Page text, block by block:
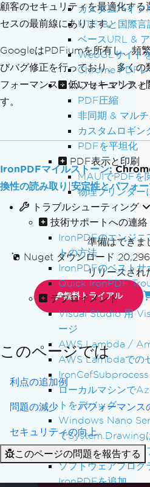
カスタムハイフ
UTF-8と国際言
ベースURL &
WebGLサイト
Chrome PDFレ
パフォーマンスと
PDF圧縮
非同期 & マル
カスタムロギン
PDFを平坦化
PDF表示と印刷
MAUIでPDFを
物理プリンター
トラブルシューティング
技術サポートへの連絡
IronPDFのエンジニ
トの方法
IronPDFのベストサ
Quick IronPDF
デプロイメント
Visual Studio 用
ージ
AWS Lambda /
AWS Lambdaでの
IronCefSubprocess
ローカルマシンで
トをデバッグ
Windows Nano
でSystem.Drawing
IronPDFランタイム
ソフトウェアプログ
IronPDFを追加
顧客のセキュリティを最適化する
セスの最前線にあります。
GoogleはPDFiumを所有し、頻
びバグ修正を行っており、多く
フォーマンスと低いセキュリティ
す。
IronPDFマイルストーン:
換性の読み取り 安定性とパフォ
準備はできま
Nuget ダウンロード
リリースされ
無料トライアル
このページでは
利点の追加例
問題の減少 パフォーマンス
セキュリティの向上
このページの問題を報告する